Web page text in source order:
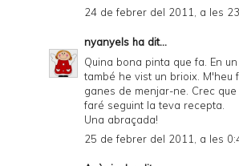
24 de febrer del 2011, a les
nyanyels ha dit...
Quina bona pinta que fa. En
també he vist un brioix. M'heu
ganes de menjar-ne. Crec
faré seguint la teva recepta.
Una abraçada!
25 de febrer del 2011, a les